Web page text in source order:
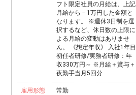
フト限定社員の月給は、上記
月給から－1万円した金額と
なります。 ※週休3日制を選
択するなど、休日数の上限に
よる月給の変動はありませ
ん。 《想定年収》 入社1年目
初任者研修/実務者研修：年
収330万円～ ※月給＋賞与＋
夜勤手当月5回分
雇用形態 常勤